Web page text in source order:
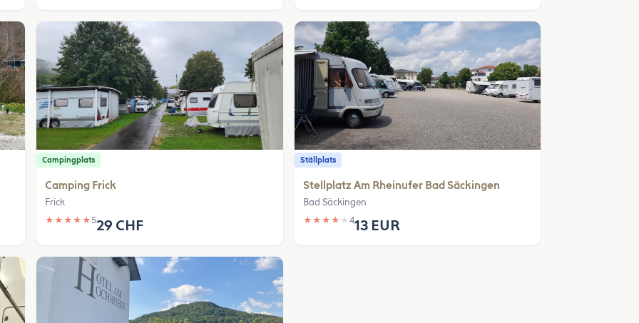
Campingplats
Camping Frick
Frick
★ ★ ★ ★ ★529 CHF
Ställplats
Stellplatz Am Rheinufer Bad Säckingen
Bad Säckingen
★ ★ ★ ★ ★ 413 EUR